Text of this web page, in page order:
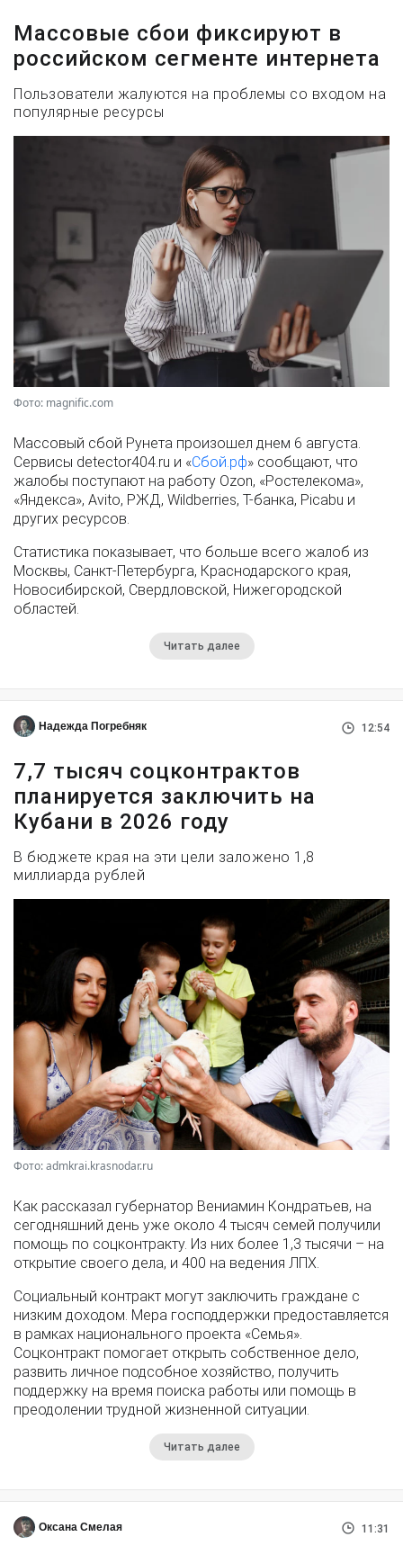
Массовые сбои фиксируют в
российском сегменте интернета
Пользователи жалуются на проблемы со входом на
популярные ресурсы
Фото: magnific.com
Массовый сбой Рунета произошел днем 6 августа.
Сервисы detector404.ru и «Сбой.рф» сообщают, что
жалобы поступают на работу Ozon, «Ростелекома»,
«Яндекса», Avito, РЖД, Wildberries, Т-банка, Picabu и
других ресурсов.
Статистика показывает, что больше всего жалоб из
Москвы, Санкт-Петербурга, Краснодарского края,
Новосибирской, Свердловской, Нижегородской
областей.
Читать далее
Надежда Погребняк 12:54
7,7 тысяч соцконтрактов
планируется заключить на
Кубани в 2026 году
В бюджете края на эти цели заложено 1,8
миллиарда рублей
Фото: admkrai.krasnodar.ru
Как рассказал губернатор Вениамин Кондратьев, на
сегодняшний день уже около 4 тысяч семей получили
помощь по соцконтракту. Из них более 1,3 тысячи – на
открытие своего дела, и 400 на ведения ЛПХ.
Социальный контракт могут заключить граждане с
низким доходом. Мера господдержки предоставляется
в рамках национального проекта «Семья».
Соцконтракт помогает открыть собственное дело,
развить личное подсобное хозяйство, получить
поддержку на время поиска работы или помощь в
преодолении трудной жизненной ситуации.
Читать далее
Оксана Смелая 11:31